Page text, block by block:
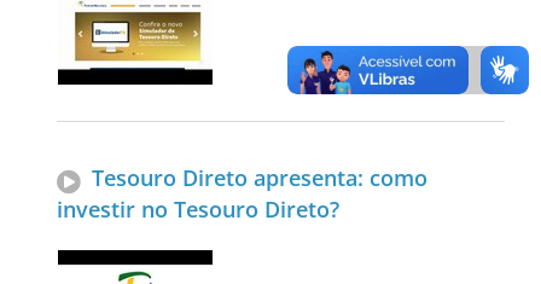
Tesouro Direto apresenta: como
investir no Tesouro Direto?